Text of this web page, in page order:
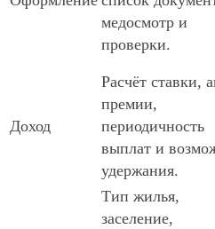
медосмотр и
проверки.
Доход
Расчёт ставки,
премии,
периодичность
выплат и
удержания.
Тип жилья,
заселение,